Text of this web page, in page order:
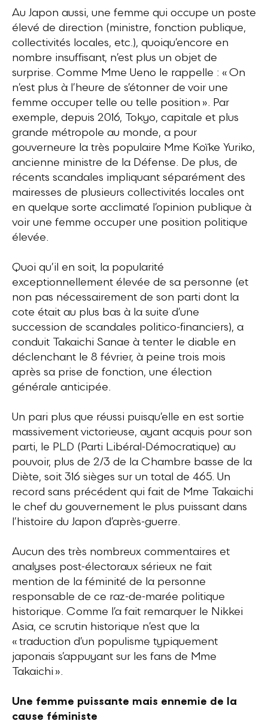
Au Japon aussi, une femme qui occupe un poste
élevé de direction (ministre, fonction publique,
collectivités locales, etc.), quoiqu’encore en
nombre insuffisant, n’est plus un objet de
surprise. Comme Mme Ueno le rappelle : « On
n’est plus à l’heure de s’étonner de voir une
femme occuper telle ou telle position ». Par
exemple, depuis 2016, Tokyo, capitale et plus
grande métropole au monde, a pour
gouverneure la très populaire Mme Koïke Yuriko,
ancienne ministre de la Défense. De plus, de
récents scandales impliquant séparément des
mairesses de plusieurs collectivités locales ont
en quelque sorte acclimaté l’opinion publique à
voir une femme occuper une position politique
élevée.
Quoi qu’il en soit, la popularité
exceptionnellement élevée de sa personne (et
non pas nécessairement de son parti dont la
cote était au plus bas à la suite d’une
succession de scandales politico-financiers), a
conduit Takaichi Sanae à tenter le diable en
déclenchant le 8 février, à peine trois mois
après sa prise de fonction, une élection
générale anticipée.
Un pari plus que réussi puisqu’elle en est sortie
massivement victorieuse, ayant acquis pour son
parti, le PLD (Parti Libéral-Démocratique) au
pouvoir, plus de 2/3 de la Chambre basse de la
Diète, soit 316 sièges sur un total de 465. Un
record sans précédent qui fait de Mme Takaichi
le chef du gouvernement le plus puissant dans
l’histoire du Japon d’après-guerre.
Aucun des très nombreux commentaires et
analyses post-électoraux sérieux ne fait
mention de la féminité de la personne
responsable de ce raz-de-marée politique
historique. Comme l’a fait remarquer le Nikkei
Asia, ce scrutin historique n’est que la
« traduction d’un populisme typiquement
japonais s’appuyant sur les fans de Mme
Takaichi ».
Une femme puissante mais ennemie de la
cause féministe